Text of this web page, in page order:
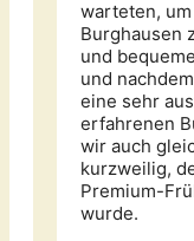
warteten,
Burghausen
und
und
eine sehr
erfahrenen
wir auch
kurzweilig,
Premium-
wurde.